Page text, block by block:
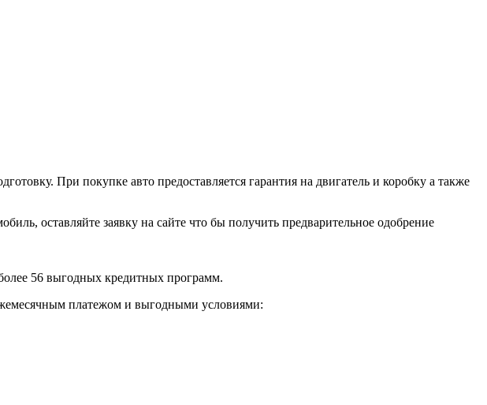
При покупке авто предоставляется гарантия на двигатель и коробку а также
оставляйте заявку на сайте что бы получить предварительное одобрение
56 выгодных кредитных программ.
платежом и выгодными условиями: